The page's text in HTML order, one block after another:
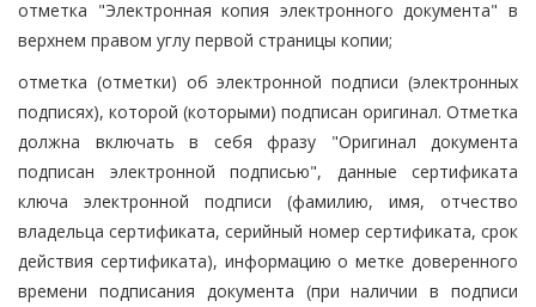
отметка "Электронная копия электронного документа" в
верхнем правом углу первой страницы копии;
отметка (отметки) об электронной подписи (электронных
подписях), которой (которыми) подписан оригинал. Отметка
должна включать в себя фразу "Оригинал документа
подписан электронной подписью", данные сертификата
ключа электронной подписи (фамилию, имя, отчество
владельца сертификата, серийный номер сертификата, срок
действия сертификата), информацию о метке доверенного
времени подписания документа (при наличии в подписи